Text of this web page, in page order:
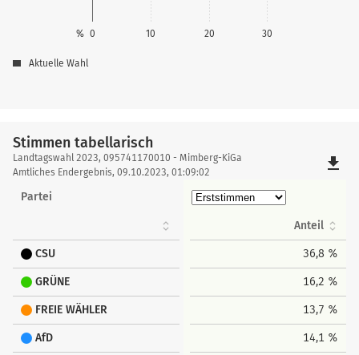
0 10 20 30
%
Aktuelle Wahl
Stimmen tabellarisch
Stimmen
tabellarisch
Landtagswahl 2023, 095741170010 - Mimberg-KiGa
Amtliches Endergebnis, 09.10.2023, 01:09:02
file_download
Partei
Anteil
CSU 36,8 %
GRÜNE 16,2 %
FREIE WÄHLER 13,7 %
AfD 14,1 %